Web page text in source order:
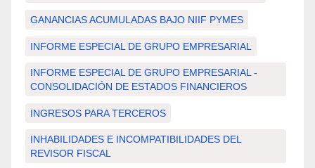
GANANCIAS ACUMULADAS BAJO NIIF PYMES
INFORME ESPECIAL DE GRUPO EMPRESARIAL
INFORME ESPECIAL DE GRUPO EMPRESARIAL -
CONSOLIDACIÓN DE ESTADOS FINANCIEROS
INGRESOS PARA TERCEROS
INHABILIDADES E INCOMPATIBILIDADES DEL
REVISOR FISCAL